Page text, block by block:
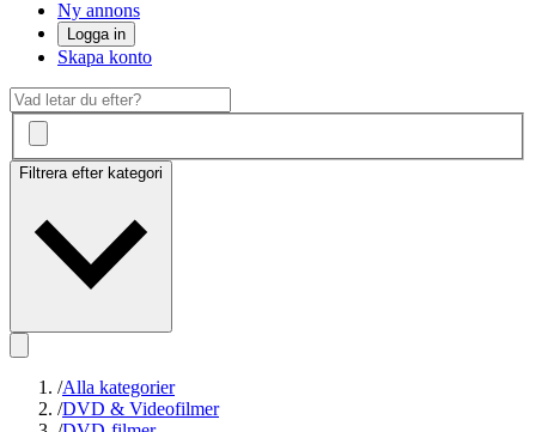
Ny annons
Logga in
Skapa konto
Filtrera efter kategori
/Alla kategorier
/DVD & Videofilmer